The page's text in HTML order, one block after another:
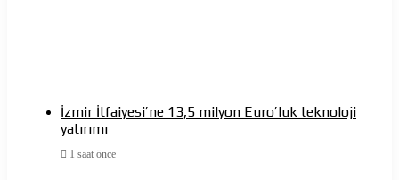
İzmir İtfaiyesi’ne 13,5 milyon Euro’luk teknoloji
yatırımı
1 saat önce